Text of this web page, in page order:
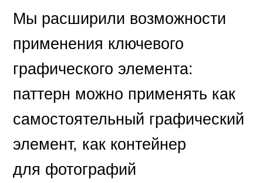
Мы расширили возможности
применения ключевого
графического элемента:
паттерн можно применять как
самостоятельный графический
элемент, как контейнер
для фотографий